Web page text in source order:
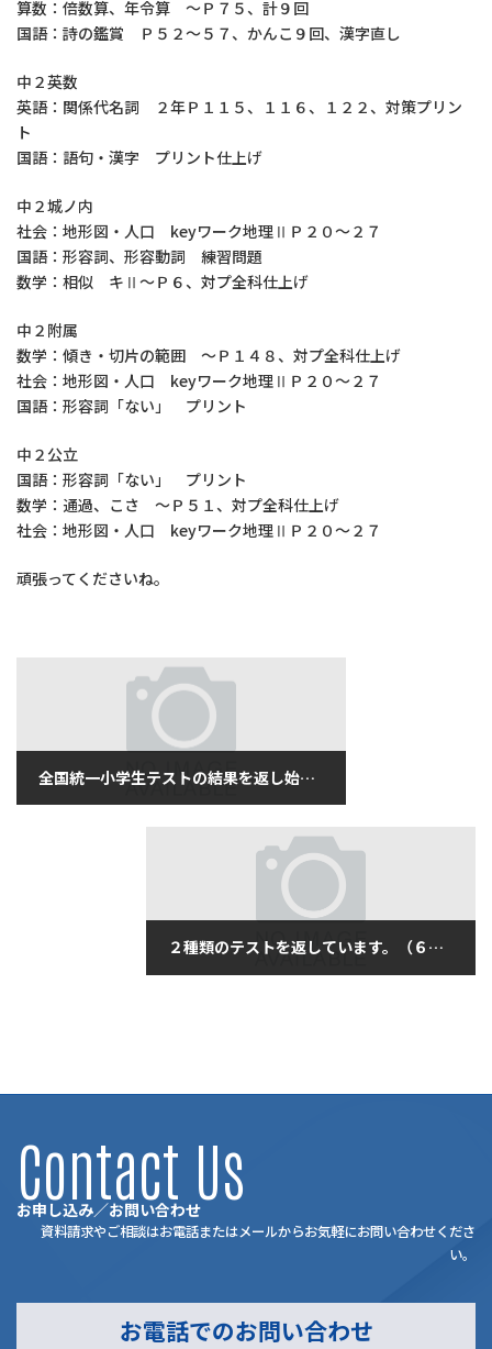
算数：倍数算、年令算 ～Ｐ７５、計９回
国語：詩の鑑賞 Ｐ５２～５７、かんこ９回、漢字直し
中２英数
英語：関係代名詞 ２年Ｐ１１５、１１６、１２２、対策プリン
ト
国語：語句・漢字 プリント仕上げ
中２城ノ内
社会：地形図・人口 keyワーク地理ⅡＰ２０～２７
国語：形容詞、形容動詞 練習問題
数学：相似 キⅡ～Ｐ６、対プ全科仕上げ
中２附属
数学：傾き・切片の範囲 ～Ｐ１４８、対プ全科仕上げ
社会：地形図・人口 keyワーク地理ⅡＰ２０～２７
国語：形容詞「ない」 プリント
中２公立
国語：形容詞「ない」 プリント
数学：通過、こさ ～Ｐ５１、対プ全科仕上げ
社会：地形図・人口 keyワーク地理ⅡＰ２０～２７
頑張ってくださいね。
全国統一小学生テストの結果を返し始めました。（６月１５日金曜日）
２種類のテストを返しています。（６月１６日土曜日）
お申し込み／お問い合わせ
Contact Us
資料請求やご相談はお電話またはメールからお気軽にお問い合わせくださ
い。
お電話でのお問い合わせ